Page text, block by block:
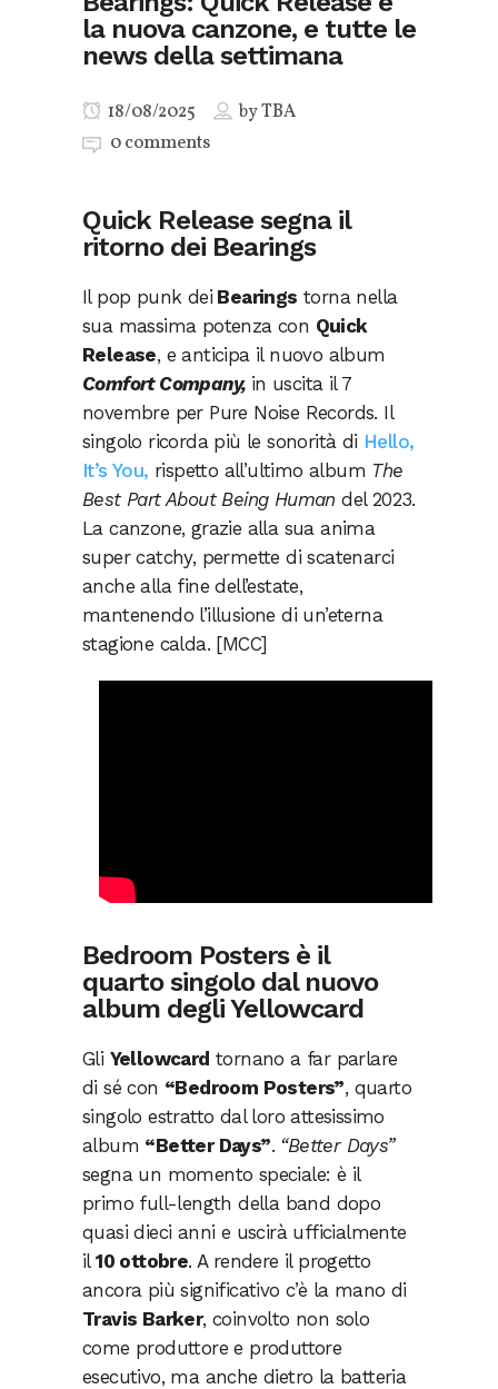
la nuova canzone, e tutte le
news della settimana
18/08/2025 byTBA
0 comments
Quick Release segna il
ritorno dei Bearings
Il pop punk dei Bearings torna nella
sua massima potenza con Quick
Release, e anticipa il nuovo album
Comfort Company, in uscita il 7
novembre per Pure Noise Records. Il
singolo ricorda più le sonorità di Hello,
It’s You, rispetto all’ultimo album The
Best Part About Being Humandel 2023.
La canzone, grazie alla sua anima
super catchy, permette di scatenarci
anche alla fine dell’estate,
mantenendo l’illusione di un’eterna
stagione calda. [MCC]
Bedroom Posters è il
quarto singolo dal nuovo
album degli Yellowcard
Gli Yellowcard tornano a far parlare
di sé con “Bedroom Posters”, quarto
singolo estratto dal loro attesissimo
album “Better Days”. “Better Days”
segna un momento speciale: è il
primo full-length della band dopo
quasi dieci anni e uscirà ufficialmente
il10 ottobre. A rendere il progetto
ancora più significativo c’è la mano di
Travis Barker, coinvolto non solo
come produttore e produttore
esecutivo, ma anche dietro la batteria